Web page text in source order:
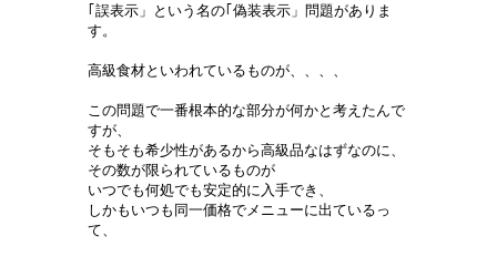
｢誤表示」という名の｢偽装表示」問題がありま
す。
高級食材といわれているものが、、、、
この問題で一番根本的な部分が何かと考えたんで
すが、
そもそも希少性があるから高級品なはずなのに、
その数が限られているものが
いつでも何処でも安定的に入手でき、
しかもいつも同一価格でメニューに出ているっ
て、